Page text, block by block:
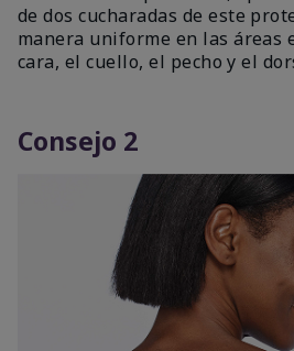
de dos cucharadas de este
manera uniforme en las áreas
cara, el cuello, el pecho y el
Consejo 2